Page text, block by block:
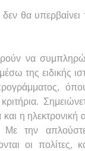
θα υπερβαίνει
να
της ειδικής
και η ηλεκτρονική
Με την
οι πολίτες,